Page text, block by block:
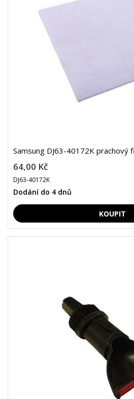
Samsung DJ63-40172K prachový
64,00 Kč
DJ63-40172K
Dodání do 4 dnů